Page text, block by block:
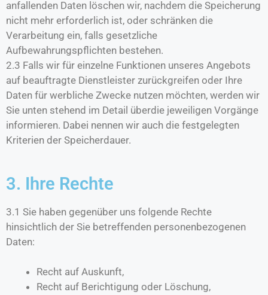
anfallenden Daten löschen wir, nachdem die Speicherung
nicht mehr erforderlich ist, oder schränken die
Verarbeitung ein, falls gesetzliche
Aufbewahrungspflichten bestehen.
2.3 Falls wir für einzelne Funktionen unseres Angebots
auf beauftragte Dienstleister zurückgreifen oder Ihre
Daten für werbliche Zwecke nutzen möchten, werden wir
Sie unten stehend im Detail überdie jeweiligen Vorgänge
informieren. Dabei nennen wir auch die festgelegten
Kriterien der Speicherdauer.
3. Ihre Rechte
3.1 Sie haben gegenüber uns folgende Rechte
hinsichtlich der Sie betreffenden personenbezogenen
Daten:
Recht auf Auskunft,
Recht auf Berichtigung oder Löschung,